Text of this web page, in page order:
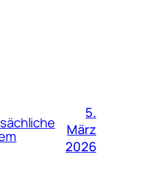
5.
März
2026